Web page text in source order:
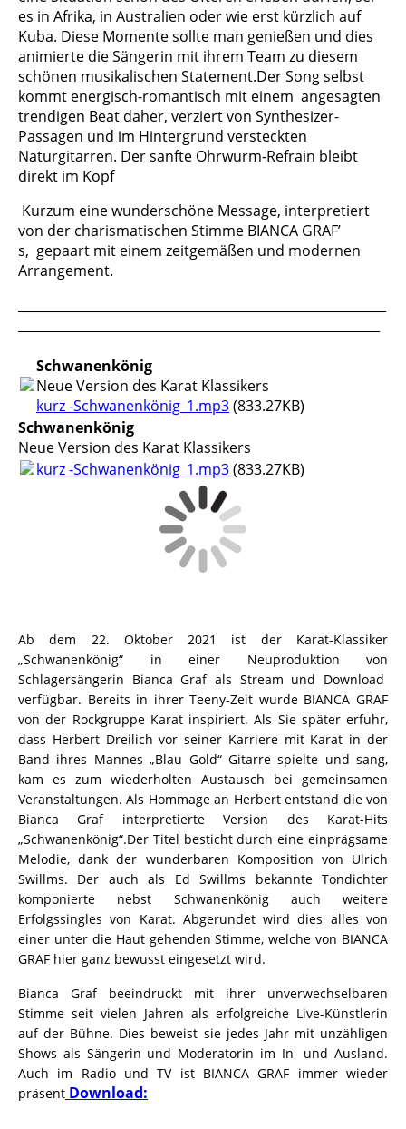
es in Afrika, in Australien oder wie erst kürzlich auf
Kuba. Diese Momente sollte man genießen und dies
animierte die Sängerin mit ihrem Team zu diesem
schönen musikalischen Statement.Der Song selbst
kommt energisch-romantisch mit einem angesagten
trendigen Beat daher, verziert von Synthesizer-
Passagen und im Hintergrund versteckten
Naturgitarren. Der sanfte Ohrwurm-Refrain bleibt
direkt im Kopf
Kurzum eine wunderschöne Message, interpretiert
von der charismatischen Stimme BIANCA GRAF’
s, gepaart mit einem zeitgemäßen und modernen
Arrangement.
Schwanenkönig
Neue Version des Karat Klassikers
kurz -Schwanenkönig_1.mp3(833.27KB)
Schwanenkönig
Neue Version des Karat Klassikers
kurz -Schwanenkönig_1.mp3(833.27KB)
Ab dem 22. Oktober 2021 ist der Karat-Klassiker
„Schwanenkönig“ in einer Neuproduktion von
Schlagersängerin Bianca Graf als Stream und Download
verfügbar. Bereits in ihrer Teeny-Zeit wurde BIANCA GRAF
von der Rockgruppe Karat inspiriert. Als Sie später erfuhr,
dass Herbert Dreilich vor seiner Karriere mit Karat in der
Band ihres Mannes „Blau Gold“ Gitarre spielte und sang,
kam es zum wiederholten Austausch bei gemeinsamen
Veranstaltungen. Als Hommage an Herbert entstand die von
Bianca Graf interpretierte Version des Karat-Hits
„Schwanenkönig“.Der Titel besticht durch eine einprägsame
Melodie, dank der wunderbaren Komposition von Ulrich
Swillms. Der auch als Ed Swillms bekannte Tondichter
komponierte nebst Schwanenkönig auch weitere
Erfolgssingles von Karat. Abgerundet wird dies alles von
einer unter die Haut gehenden Stimme, welche von BIANCA
GRAF hier ganz bewusst eingesetzt wird.
Bianca Graf beeindruckt mit ihrer unverwechselbaren
Stimme seit vielen Jahren als erfolgreiche Live-Künstlerin
auf der Bühne. Dies beweist sie jedes Jahr mit unzähligen
Shows als Sängerin und Moderatorin im In- und Ausland.
Auch im Radio und TV ist BIANCA GRAF immer wieder
präsent Download: